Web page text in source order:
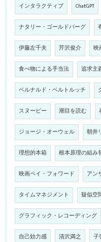
インタラクティブ ChatGPT
ナタリー・ゴールドバーグ
伊藤左千夫 芹沢俊介 映
食べ物による手当法 追求主
ベルナルド・ベルトルッチ
スヌーピー 潮目を読む
ジョージ・オーウェル 朝井
理想的本箱 根本原理の組み
映画ペイ・フォワード アン
タイムマネジメント 疑似空
グラフィック・レコーディング
自己効力感 清沢満之 子